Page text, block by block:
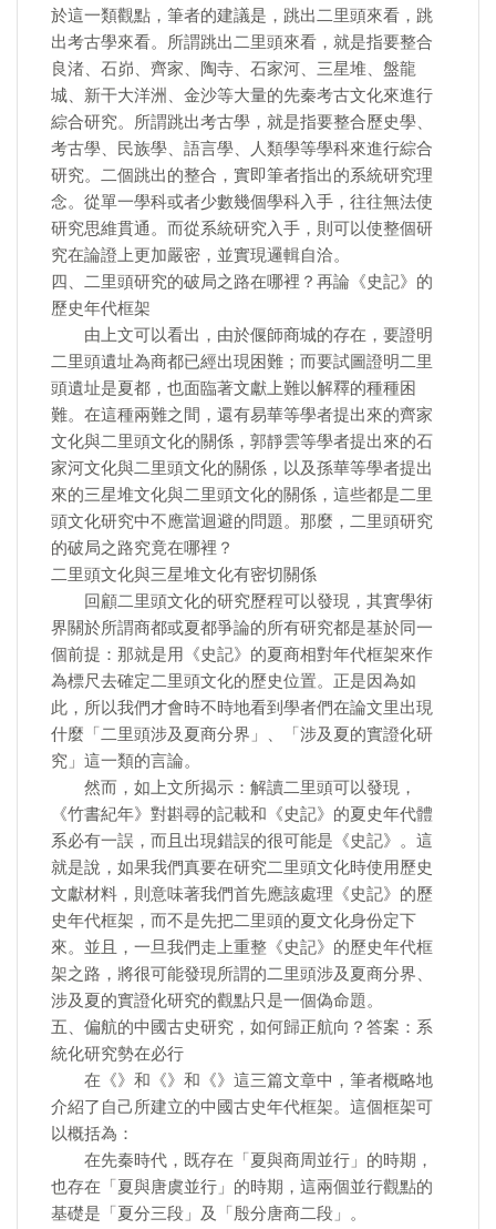
於這一類觀點，筆者的建議是，跳出二里頭來看，跳
出考古學來看。所謂跳出二里頭來看，就是指要整合
良渚、石峁、齊家、陶寺、石家河、三星堆、盤龍
城、新干大洋洲、金沙等大量的先秦考古文化來進行
綜合研究。所謂跳出考古學，就是指要整合歷史學、
考古學、民族學、語言學、人類學等學科來進行綜合
研究。二個跳出的整合，實即筆者指出的系統研究理
念。從單一學科或者少數幾個學科入手，往往無法使
研究思維貫通。而從系統研究入手，則可以使整個研
究在論證上更加嚴密，並實現邏輯自洽。
四、二里頭研究的破局之路在哪裡？再論《史記》的
歷史年代框架
由上文可以看出，由於偃師商城的存在，要證明
二里頭遺址為商都已經出現困難；而要試圖證明二里
頭遺址是夏都，也面臨著文獻上難以解釋的種種困
難。在這種兩難之間，還有易華等學者提出來的齊家
文化與二里頭文化的關係，郭靜雲等學者提出來的石
家河文化與二里頭文化的關係，以及孫華等學者提出
來的三星堆文化與二里頭文化的關係，這些都是二里
頭文化研究中不應當迴避的問題。那麼，二里頭研究
的破局之路究竟在哪裡？
二里頭文化與三星堆文化有密切關係
回顧二里頭文化的研究歷程可以發現，其實學術
界關於所謂商都或夏都爭論的所有研究都是基於同一
個前提：那就是用《史記》的夏商相對年代框架來作
為標尺去確定二里頭文化的歷史位置。正是因為如
此，所以我們才會時不時地看到學者們在論文里出現
什麼「二里頭涉及夏商分界」、「涉及夏的實證化研
究」這一類的言論。
然而，如上文所揭示：解讀二里頭可以發現，
《竹書紀年》對斟尋的記載和《史記》的夏史年代體
系必有一誤，而且出現錯誤的很可能是《史記》。這
就是說，如果我們真要在研究二里頭文化時使用歷史
文獻材料，則意味著我們首先應該處理《史記》的歷
史年代框架，而不是先把二里頭的夏文化身份定下
來。並且，一旦我們走上重整《史記》的歷史年代框
架之路，將很可能發現所謂的二里頭涉及夏商分界、
涉及夏的實證化研究的觀點只是一個偽命題。
五、偏航的中國古史研究，如何歸正航向？答案：系
統化研究勢在必行
在《》和《》和《》這三篇文章中，筆者概略地
介紹了自己所建立的中國古史年代框架。這個框架可
以概括為：
在先秦時代，既存在「夏與商周並行」的時期，
也存在「夏與唐虞並行」的時期，這兩個並行觀點的
基礎是「夏分三段」及「殷分唐商二段」。